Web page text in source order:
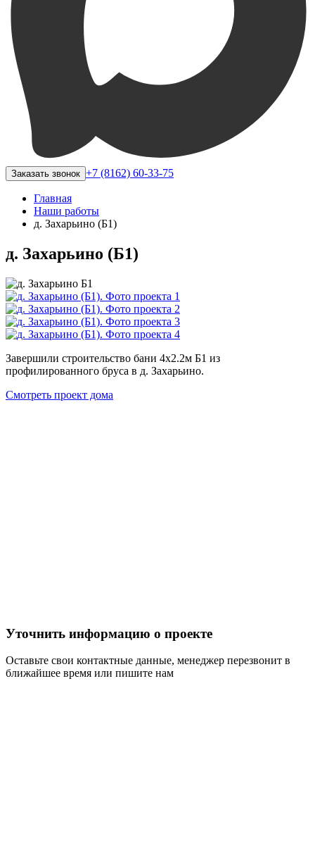
Заказать звонок +7 (8162) 60-33-75
Главная
Наши работы
д. Захарьино (Б1)
д. Захарьино (Б1)
Завершили строительство бани 4х2.2м Б1 из
профилированного бруса в д. Захарьино.
Смотреть проект дома
Уточнить информацию о проекте
Оставьте свои контактные данные, менеджер перезвонит в
ближайшее время или пишите нам